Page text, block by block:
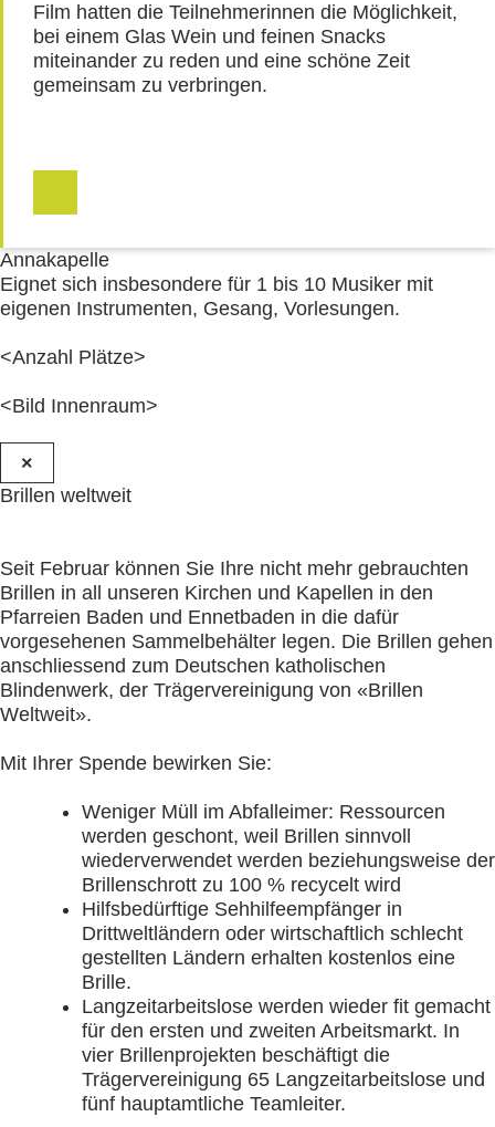
Film hatten die Teilnehmerinnen die Möglichkeit,
bei einem Glas Wein und feinen Snacks
miteinander zu reden und eine schöne Zeit
gemeinsam zu verbringen.
Annakapelle
Eignet sich insbesondere für 1 bis 10 Musiker mit
eigenen Instrumenten, Gesang, Vorlesungen.
<Anzahl Plätze>
<Bild Innenraum>
×
Brillen weltweit
Seit Februar können Sie Ihre nicht mehr gebrauchten
Brillen in all unseren Kirchen und Kapellen in den
Pfarreien Baden und Ennetbaden in die dafür
vorgesehenen Sammelbehälter legen. Die Brillen gehen
anschliessend zum Deutschen katholischen
Blindenwerk, der Trägervereinigung von «Brillen
Weltweit».
Mit Ihrer Spende bewirken Sie:
Weniger Müll im Abfalleimer: Ressourcen
werden geschont, weil Brillen sinnvoll
wiederverwendet werden beziehungsweise der
Brillenschrott zu 100 % recycelt wird
Hilfsbedürftige Sehhilfeempfänger in
Drittweltländern oder wirtschaftlich schlecht
gestellten Ländern erhalten kostenlos eine
Brille.
Langzeitarbeitslose werden wieder fit gemacht
für den ersten und zweiten Arbeitsmarkt. In
vier Brillenprojekten beschäftigt die
Trägervereinigung 65 Langzeitarbeitslose und
fünf hauptamtliche Teamleiter.